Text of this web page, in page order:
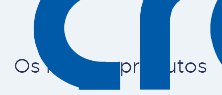
Os nossos produtos